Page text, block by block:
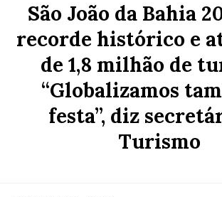
São João da Bahia
recorde histórico e
de 1,8 milhão de
“Globalizamos
festa”, diz
Turismo